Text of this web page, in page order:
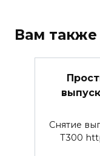
Вам
Снятие
T300